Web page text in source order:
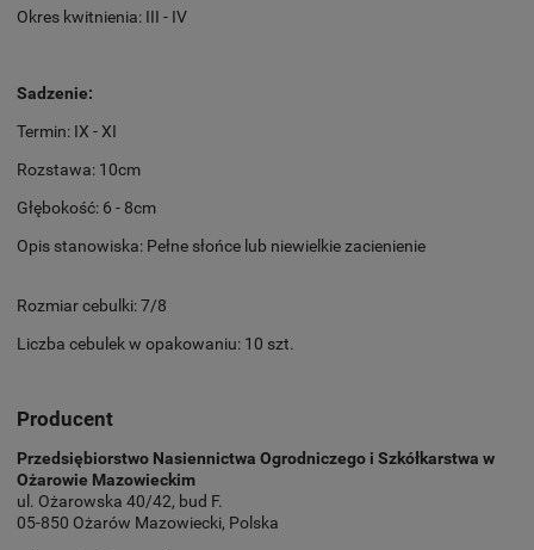
Okres kwitnienia: III - IV
Sadzenie:
Termin: IX - XI
Rozstawa: 10cm
Głębokość: 6 - 8cm
Opis stanowiska: Pełne słońce lub niewielkie zacienienie
Rozmiar cebulki: 7/8
Liczba cebulek w opakowaniu: 10 szt.
Producent
Przedsiębiorstwo Nasiennictwa Ogrodniczego i Szkółkarstwa w
Ożarowie Mazowieckim
ul. Ożarowska 40/42, bud F.
05-850 Ożarów Mazowiecki, Polska